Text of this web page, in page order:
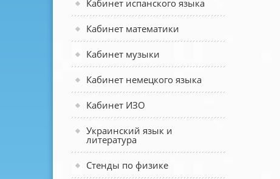
Кабинет испанского языка
Кабинет математики
Кабинет музыки
Кабинет немецкого языка
Кабинет ИЗО
Украинский язык и
литература
Стенды по физике